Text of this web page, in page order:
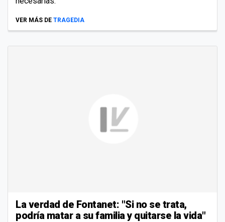
VER MÁS DE TRAGEDIA
La verdad de Fontanet: "Si no se trata,
podría matar a su familia y quitarse la vida"